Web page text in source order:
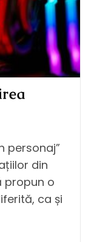
personaj”
din
propun o
ca și